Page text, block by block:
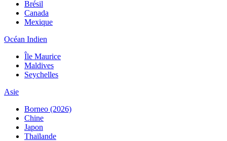
Brésil
Canada
Mexique
Océan Indien
Île Maurice
Maldives
Seychelles
Asie
Borneo (2026)
Chine
Japon
Thaïlande